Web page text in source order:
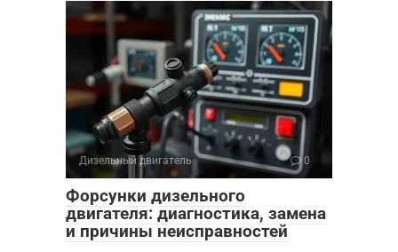
Дизельный двигатель 0
Форсунки дизельного
двигателя: диагностика, замена
и причины неисправностей